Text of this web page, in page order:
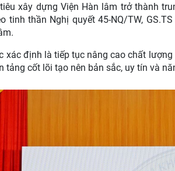
xây dựng Viện Hàn lâm trở thành
tinh thần Nghị quyết 45-NQ/TW,
xác định là tiếp tục nâng cao chất
tảng cốt lõi tạo nên bản sắc, uy tín và